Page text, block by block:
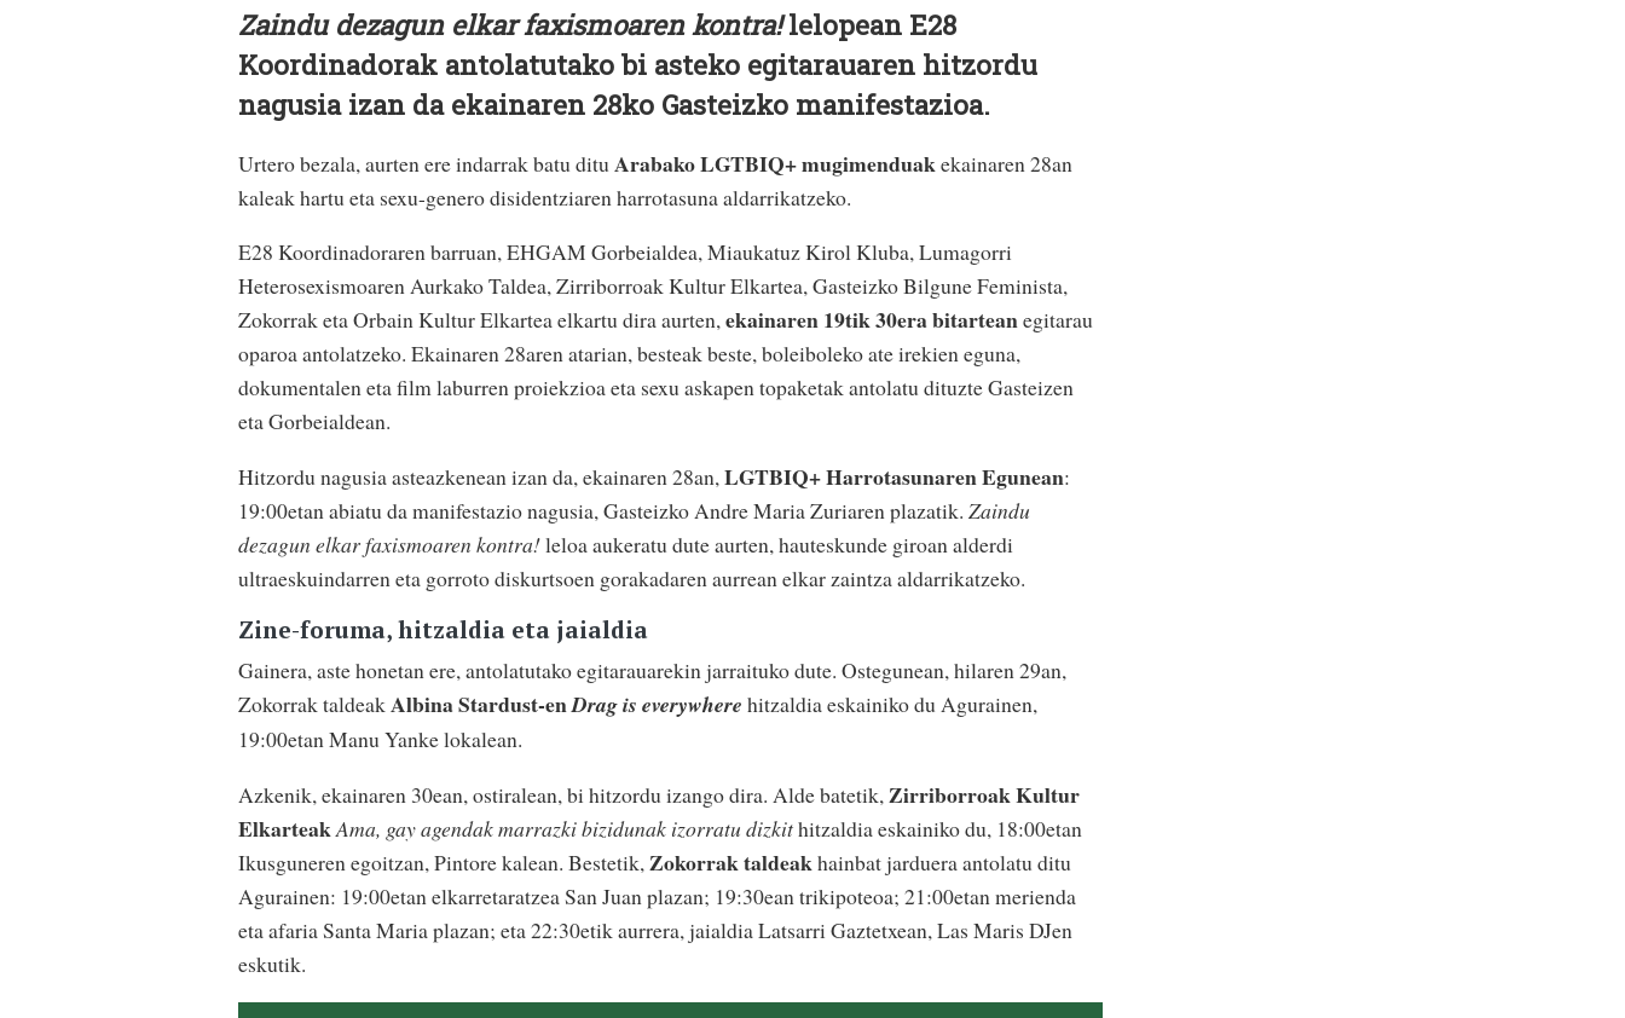
Zaindu dezagun elkar faxismoaren kontra!lelopean E28
Koordinadorak antolatutako bi asteko egitarauaren hitzordu
nagusia izan da ekainaren 28ko Gasteizko manifestazioa.
Urtero bezala, aurten ere indarrak batu ditu Arabako LGTBIQ+ mugimenduakekainaren 28an
kaleak hartu eta sexu-genero disidentziaren harrotasuna aldarrikatzeko.
E28 Koordinadoraren barruan, EHGAM Gorbeialdea, Miaukatuz Kirol Kluba, Lumagorri
Heterosexismoaren Aurkako Taldea, Zirriborroak Kultur Elkartea, Gasteizko Bilgune Feminista,
Zokorrak eta Orbain Kultur Elkartea elkartu dira aurten,ekainaren 19tik 30era bitarteanegitarau
oparoa antolatzeko. Ekainaren 28aren atarian, besteak beste, boleiboleko ate irekien eguna,
dokumentalen eta film laburren proiekzioa eta sexu askapen topaketak antolatu dituzte Gasteizen
eta Gorbeialdean.
Hitzordu nagusia asteazkenean izan da, ekainaren 28an,LGTBIQ+ Harrotasunaren Egunean:
19:00etan abiatu da manifestazio nagusia, Gasteizko Andre Maria Zuriaren plazatik. Zaindu
dezagun elkar faxismoaren kontra!leloa aukeratu dute aurten, hauteskunde giroan alderdi
ultraeskuindarren eta gorroto diskurtsoen gorakadaren aurrean elkar zaintza aldarrikatzeko.
Zine-foruma, hitzaldia eta jaialdia
Gainera, aste honetan ere, antolatutako egitarauarekin jarraituko dute. Ostegunean, hilaren 29an,
Zokorrak taldeakAlbina Stardust-enDrag is everywhere hitzaldia eskainiko du Agurainen,
19:00etan Manu Yanke lokalean.
Azkenik, ekainaren 30ean, ostiralean, bi hitzordu izango dira. Alde batetik,Zirriborroak Kultur
ElkarteakAma, gay agendak marrazki bizidunak izorratu dizkithitzaldia eskainiko du, 18:00etan
Ikusguneren egoitzan, Pintore kalean. Bestetik,Zokorrak taldeakhainbat jarduera antolatu ditu
Agurainen: 19:00etan elkarretaratzea San Juan plazan; 19:30ean trikipoteoa; 21:00etan merienda
eta afaria Santa Maria plazan; eta 22:30etik aurrera, jaialdia Latsarri Gaztetxean, Las Maris DJen
eskutik.